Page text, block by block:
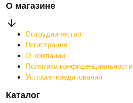
О магазине
Сотрудничество
Регистрация
О компании
Политика конфиденциальности
Условия кредитования
Каталог